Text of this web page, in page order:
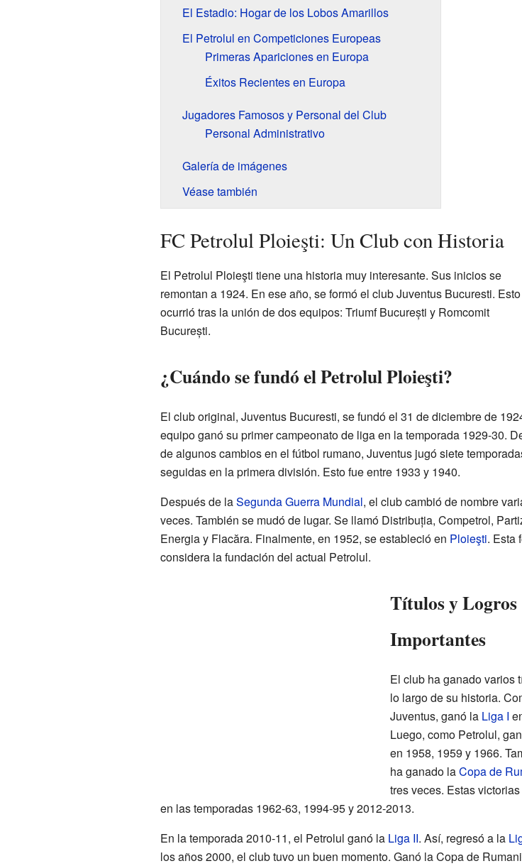
El Estadio: Hogar de los Lobos Amarillos
El Petrolul en Competiciones Europeas
Primeras Apariciones en Europa
Éxitos Recientes en Europa
Jugadores Famosos y Personal del Club
Personal Administrativo
Galería de imágenes
Véase también
FC Petrolul Ploieşti: Un Club con Historia
El Petrolul Ploieşti tiene una historia muy interesante. Sus inicios se
remontan a 1924. En ese año, se formó el club Juventus Bucuresti. Esto
ocurrió tras la unión de dos equipos: Triumf București y Romcomit
București.
¿Cuándo se fundó el Petrolul Ploieşti?
El club original, Juventus Bucuresti, se fundó el 31 de diciembre de
equipo ganó su primer campeonato de liga en la temporada 1929-30.
de algunos cambios en el fútbol rumano, Juventus jugó siete
seguidas en la primera división. Esto fue entre 1933 y 1940.
Después de laSegunda Guerra Mundial, el club cambió de nombre
veces. También se mudó de lugar. Se llamó Distribuția, Competrol,
Energia y Flacăra. Finalmente, en 1952, se estableció en Ploieşti. Esta
considera la fundación del actual Petrolul.
Títulos y Logros
Importantes
El club ha ganado varios
lo largo de su historia.
Juventus, ganó la Liga I
Luego, como Petrolul,
en 1958, 1959 y 1966.
ha ganado laCopa de
tres veces. Estas
en las temporadas 1962-63, 1994-95 y 2012-2013.
En la temporada 2010-11, el Petrolul ganó la Liga II. Así, regresó a la
los años 2000, el club tuvo un buen momento. Ganó la Copa de